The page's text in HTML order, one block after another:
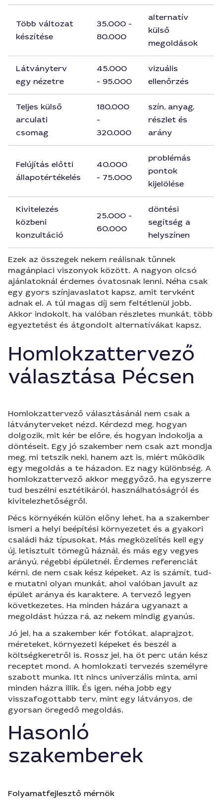
Több változat
készítése
35.000 -
80.000
alternatív
külső
megoldások
Látványterv
egy nézetre
45.000
- 95.000
vizuális
ellenőrzés
Teljes külső
arculati
csomag
180.000
-
320.000
szín, anyag,
részlet és
arány
Felújítás előtti
állapotértékelés
40.000
- 75.000
problémás
pontok
kijelölése
Kivitelezés
közbeni
konzultáció
25.000 -
60.000
döntési
segítség a
helyszínen
Ezek az összegek nekem reálisnak tűnnek
magánpiaci viszonyok között. A nagyon olcsó
ajánlatoknál érdemes óvatosnak lenni. Néha csak
egy gyors színjavaslatot kapsz, amit tervként
adnak el. A túl magas díj sem feltétlenül jobb.
Akkor indokolt, ha valóban részletes munkát, több
egyeztetést és átgondolt alternatívákat kapsz.
Homlokzattervező
választása Pécsen
Homlokzattervező választásánál nem csak a
látványterveket nézd. Kérdezd meg, hogyan
dolgozik, mit kér be előre, és hogyan indokolja a
döntéseit. Egy jó szakember nem csak azt mondja
meg, mi tetszik neki, hanem azt is, miért működik
egy megoldás a te házadon. Ez nagy különbség. A
homlokzattervező akkor meggyőző, ha egyszerre
tud beszélni esztétikáról, használhatóságról és
kivitelezhetőségről.
Pécs környékén külön előny lehet, ha a szakember
ismeri a helyi beépítési környezetet és a gyakori
családi ház típusokat. Más megközelítés kell egy
új, letisztult tömegű háznál, és más egy vegyes
arányú, régebbi épületnél. Érdemes referenciát
kérni, de nem csak kész képeket. Az is számít, tud-
e mutatni olyan munkát, ahol valóban javult az
épület aránya és karaktere. A tervező legyen
következetes. Ha minden házára ugyanazt a
megoldást húzza rá, az nekem mindig gyanús.
Jó jel, ha a szakember kér fotókat, alaprajzot,
méreteket, környezeti képeket és beszél a
költségkeretről is. Rossz jel, ha öt perc után kész
receptet mond. A homlokzati tervezés személyre
szabott munka. Itt nincs univerzális minta, ami
minden házra illik. És igen, néha jobb egy
visszafogottabb terv, mint egy látványos, de
gyorsan öregedő megoldás.
Hasonló
szakemberek
Folyamatfejlesztő mérnök